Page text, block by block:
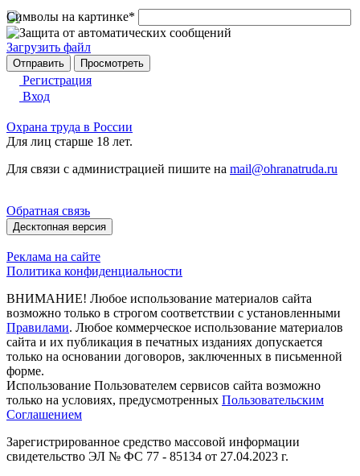
Символы на картинке*
Загрузить файл
Регистрация
Вход
Охрана труда в России
Для лиц старше 18 лет.
Для связи с администрацией пишите на mail@ohranatruda.ru
Обратная связь
Десктопная версия
Реклама на сайте
Политика конфиденциальности
ВНИМАНИЕ! Любое использование материалов сайта
возможно только в строгом соответствии с установленными
Правилами. Любое коммерческое использование материалов
сайта и их публикация в печатных изданиях допускается
только на основании договоров, заключенных в письменной
форме.
Использование Пользователем сервисов сайта возможно
только на условиях, предусмотренных Пользовательским
Соглашением
Зарегистрированное средство массовой информации
свидетельство ЭЛ № ФС 77 - 85134 от 27.04.2023 г.